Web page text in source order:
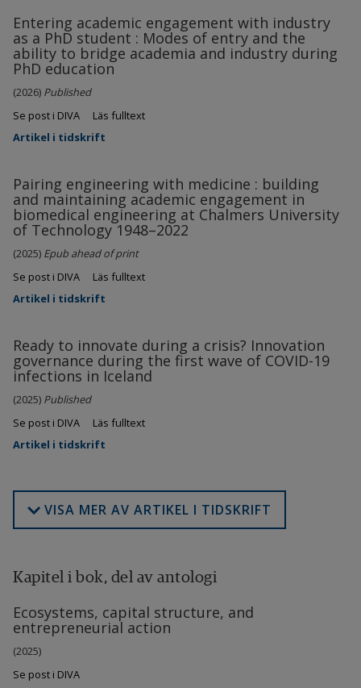
Entering academic engagement with industry
as a PhD student : Modes of entry and the
ability to bridge academia and industry during
PhD education
(2026) Published
Se post i DIVA
Läs fulltext
Artikel i tidskrift
Pairing engineering with medicine : building
and maintaining academic engagement in
biomedical engineering at Chalmers University
of Technology 1948–2022
(2025) Epub ahead of print
Se post i DIVA
Läs fulltext
Artikel i tidskrift
Ready to innovate during a crisis? Innovation
governance during the first wave of COVID-19
infections in Iceland
(2025) Published
Se post i DIVA
Läs fulltext
Artikel i tidskrift
VISA MER AV ARTIKEL I TIDSKRIFT
Kapitel i bok, del av antologi
Ecosystems, capital structure, and
entrepreneurial action
(2025)
Se post i DIVA